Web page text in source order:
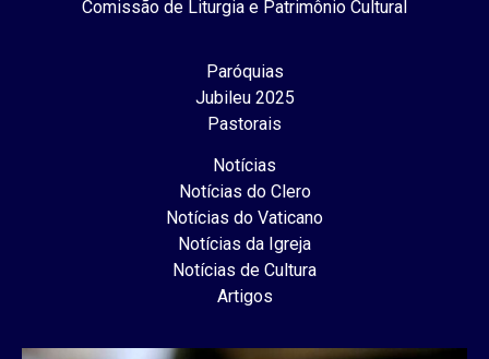
Comissão de Liturgia e Patrimônio Cultural
Paróquias
Jubileu 2025
Pastorais
Notícias
Notícias do Clero
Notícias do Vaticano
Notícias da Igreja
Notícias de Cultura
Artigos